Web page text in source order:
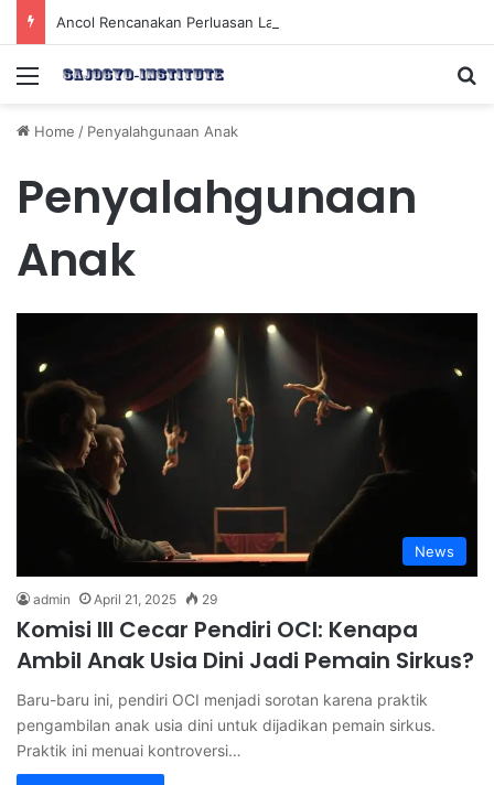
Menu
Home / Penyalahgunaan Anak
Penyalahgunaan
Anak
News
admin April 21, 2025 29
Komisi III Cecar Pendiri OCI: Kenapa
Ambil Anak Usia Dini Jadi Pemain Sirkus?
Baru-baru ini, pendiri OCI menjadi sorotan karena praktik
pengambilan anak usia dini untuk dijadikan pemain sirkus.
Praktik ini menuai kontroversi…